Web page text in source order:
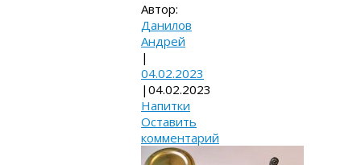
Автор:
Данилов
Андрей
|
04.02.2023
| 04.02.2023
Напитки
Оставить
комментарий